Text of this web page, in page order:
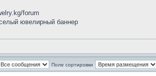
forum
ювелирный баннер
Поле сортировки